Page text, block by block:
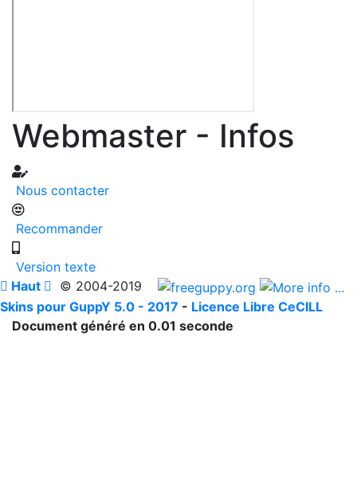
Webmaster - Infos
Nous contacter
Recommander
Version texte
 Haut  © 2004-2019
Skins pour GuppY 5.0 - 2017 - Licence Libre CeCILL
Document généré en 0.01 seconde